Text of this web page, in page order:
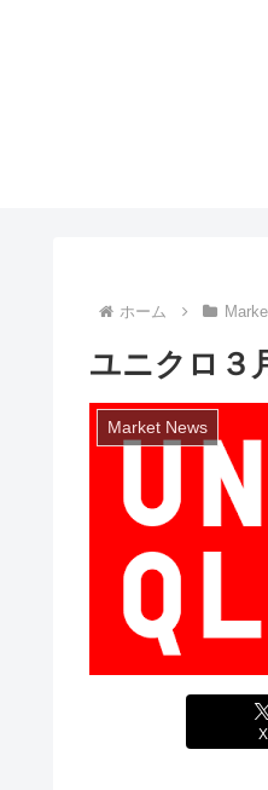
ホーム
ユニクロ３
Market News
X